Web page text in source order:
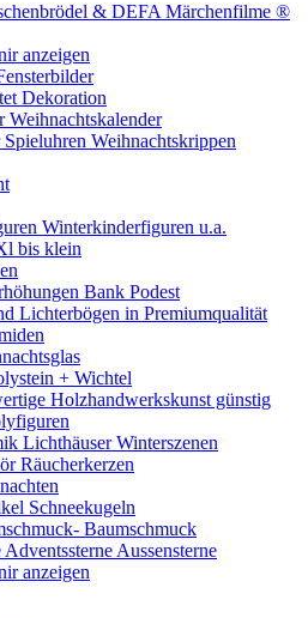
& DEFA Märchenfilme ®
anzeigen
Dekoration
Weihnachtskalender
Weihnachtskrippen
Winterkinderfiguren u.a.
bis klein
Bank Podest
Lichterbögen in Premiumqualität
+ Wichtel
Holzhandwerkskunst günstig
Lichthäuser Winterszenen
Räucherkerzen
Schneekugeln
Baumschmuck
Aussensterne
anzeigen